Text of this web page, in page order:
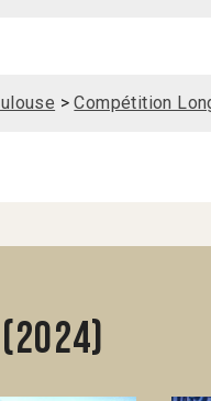
>Compétition